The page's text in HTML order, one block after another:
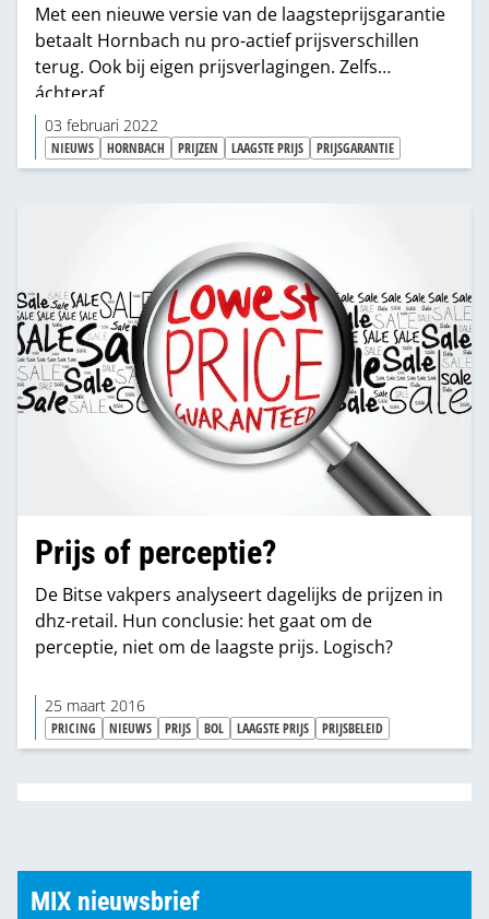
Met een nieuwe versie van de laagsteprijsgarantie
betaalt Hornbach nu pro-actief prijsverschillen
terug. Ook bij eigen prijsverlagingen. Zelfs
áchteraf.
03 februari 2022
NIEUWS HORNBACH PRIJZEN LAAGSTE PRIJS PRIJSGARANTIE
Prijs of perceptie?
De Bitse vakpers analyseert dagelijks de prijzen in
dhz-retail. Hun conclusie: het gaat om de
perceptie, niet om de laagste prijs. Logisch?
25 maart 2016
PRICING NIEUWS PRIJS BOL LAAGSTE PRIJS PRIJSBELEID
MIX nieuwsbrief